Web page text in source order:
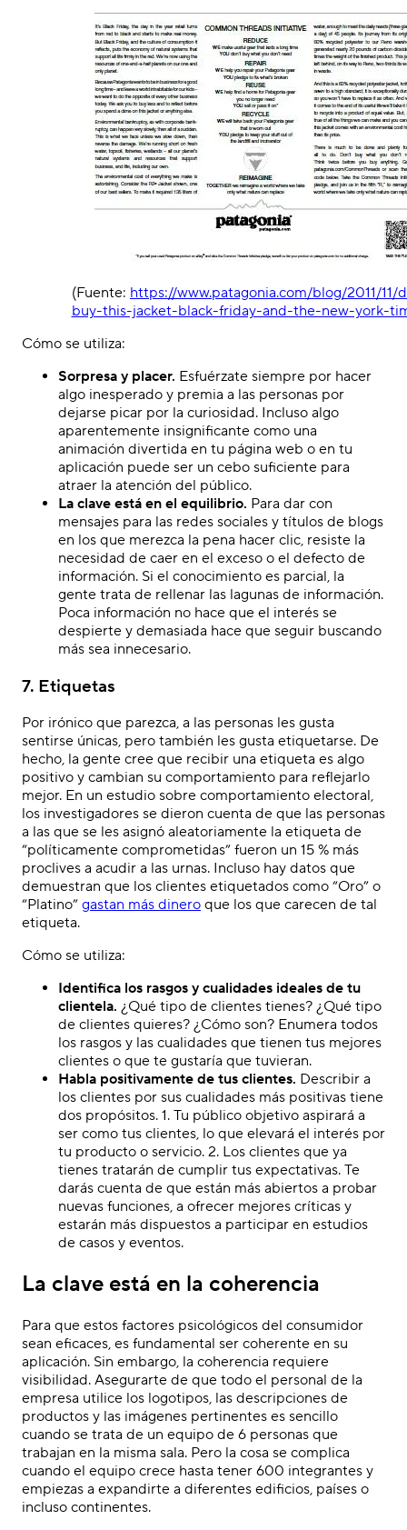
(Fuente: https://www.patagonia.com/blog/2011/11/
buy-this-jacket-black-friday-and-the-new-york-
Cómo se utiliza:
Sorpresa y placer. Esfuérzate siempre por hacer
algo inesperado y premia a las personas por
dejarse picar por la curiosidad. Incluso algo
aparentemente insignificante como una
animación divertida en tu página web o en tu
aplicación puede ser un cebo suficiente para
atraer la atención del público.
La clave está en el equilibrio. Para dar con
mensajes para las redes sociales y títulos de blogs
en los que merezca la pena hacer clic, resiste la
necesidad de caer en el exceso o el defecto de
información. Si el conocimiento es parcial, la
gente trata de rellenar las lagunas de información.
Poca información no hace que el interés se
despierte y demasiada hace que seguir buscando
más sea innecesario.
7. Etiquetas
Por irónico que parezca, a las personas les gusta
sentirse únicas, pero también les gusta etiquetarse. De
hecho, la gente cree que recibir una etiqueta es algo
positivo y cambian su comportamiento para reflejarlo
mejor. En un estudio sobre comportamiento electoral,
los investigadores se dieron cuenta de que las personas
a las que se les asignó aleatoriamente la etiqueta de
“políticamente comprometidas” fueron un 15 % más
proclives a acudir a las urnas. Incluso hay datos que
demuestran que los clientes etiquetados como “Oro” o
“Platino” gastan más dinero que los que carecen de tal
etiqueta.
Cómo se utiliza:
Identifica los rasgos y cualidades ideales de tu
clientela. ¿Qué tipo de clientes tienes? ¿Qué tipo
de clientes quieres? ¿Cómo son? Enumera todos
los rasgos y las cualidades que tienen tus mejores
clientes o que te gustaría que tuvieran.
Habla positivamente de tus clientes. Describir a
los clientes por sus cualidades más positivas tiene
dos propósitos. 1. Tu público objetivo aspirará a
ser como tus clientes, lo que elevará el interés por
tu producto o servicio. 2. Los clientes que ya
tienes tratarán de cumplir tus expectativas. Te
darás cuenta de que están más abiertos a probar
nuevas funciones, a ofrecer mejores críticas y
estarán más dispuestos a participar en estudios
de casos y eventos.
La clave está en la coherencia
Para que estos factores psicológicos del consumidor
sean eficaces, es fundamental ser coherente en su
aplicación. Sin embargo, la coherencia requiere
visibilidad. Asegurarte de que todo el personal de la
empresa utilice los logotipos, las descripciones de
productos y las imágenes pertinentes es sencillo
cuando se trata de un equipo de 6 personas que
trabajan en la misma sala. Pero la cosa se complica
cuando el equipo crece hasta tener 600 integrantes y
empiezas a expandirte a diferentes edificios, países o
incluso continentes.